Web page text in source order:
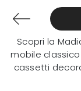
Scopri la
mobile
cassetti